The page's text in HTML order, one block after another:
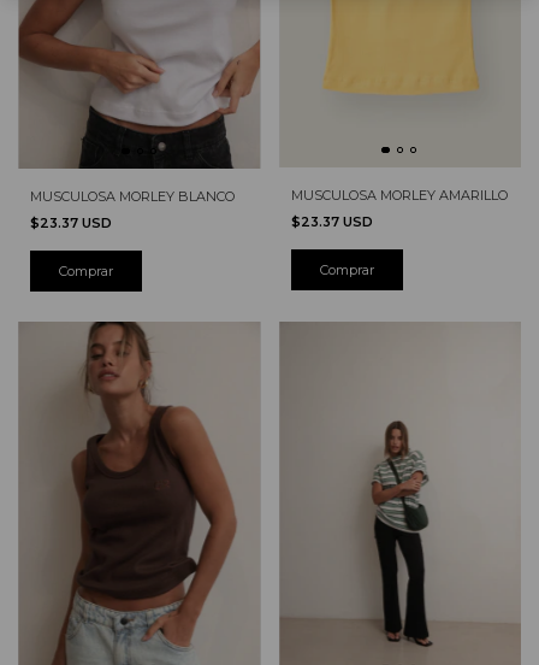
MUSCULOSA MORLEY BLANCO
$23.37 USD
Comprar
MUSCULOSA MORLEY AMARILLO
$23.37 USD
Comprar